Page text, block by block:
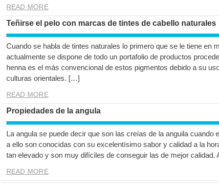
READ MORE
Teñirse el pelo con marcas de tintes de cabello naturales
Cuando se habla de tintes naturales lo primero que se le tiene en
actualmente se dispone de todo un portafolio de productos
henna es el más convencional de estos pigmentos debido a su
culturas orientales. […]
READ MORE
Propiedades de la angula
La angula se puede decir que son las creías de la anguila cuando
a ello son conocidas con su excelentísimo sabor y calidad a la
tan elevado y son muy difíciles de conseguir las de mejor
READ MORE